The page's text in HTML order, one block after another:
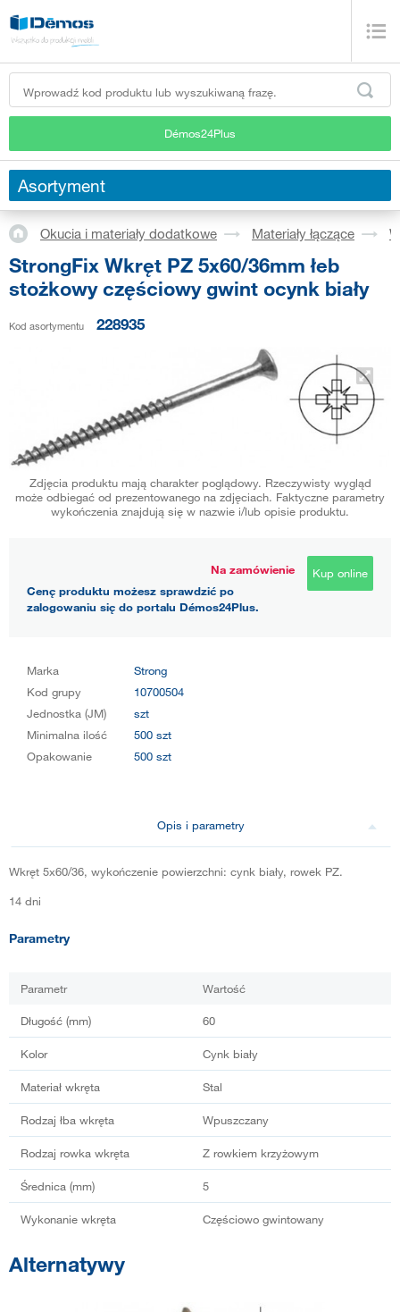
Démos24Plus
Asortyment
Okucia i materiały dodatkowe Materiały łączące
StrongFix Wkręt PZ 5x60/36mm łeb
stożkowy częściowy gwint ocynk biały
Kod asortymentu 228935
Zdjęcia produktu mają charakter poglądowy. Rzeczywisty wygląd
może odbiegać od prezentowanego na zdjęciach. Faktyczne parametry
wykończenia znajdują się w nazwie i/lub opisie produktu.
Na zamówienie
Cenę produktu możesz sprawdzić po
zalogowaniu się do portalu Démos24Plus.
Kup online
Marka
Strong
Kod grupy
10700504
Jednostka (JM)
szt
Minimalna ilość
500 szt
Opakowanie
500 szt
Opis i parametry
Wkręt 5x60/36, wykończenie powierzchni: cynk biały, rowek PZ.
14 dni
Parametry
Parametr Wartość
Długość (mm) 60
Kolor Cynk biały
Materiał wkręta Stal
Rodzaj łba wkręta Wpuszczany
Rodzaj rowka wkręta Z rowkiem krzyżowym
Średnica (mm) 5
Wykonanie wkręta Częściowo gwintowany
Alternatywy